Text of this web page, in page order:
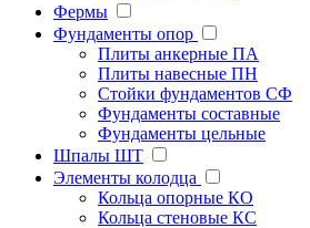
Фермы
Фундаменты опор
Плиты анкерные ПА
Плиты навесные ПН
Стойки фундаментов СФ
Фундаменты составные
Фундаменты цельные
Шпалы ШТ
Элементы колодца
Кольца опорные КО
Кольца стеновые КС